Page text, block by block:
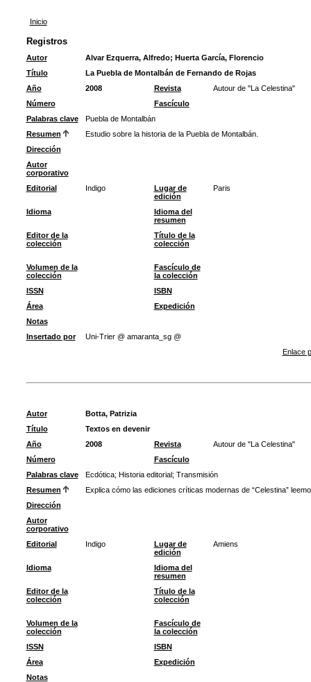
Inicio
Registros
Autor Alvar Ezquerra, Alfredo; Huerta García, Florencio
Título
La Puebla de Montalbán de Fernando de Rojas
Año
2008 Revista
Autour de "La Celestina"
Número
Fascículo
Palabras clave
Puebla de Montalbán
Resumen
Estudio sobre la historia de la Puebla de Montalbán.
Dirección
Autor
corporativo
Editorial
Indigo
Lugar de
edición
Paris
Idioma
Idioma del
resumen
Editor de la
colección
Título de la
colección
Volumen de la
colección
Fascículo de
la colección
ISSN
ISBN
Área
Expedición
Notas
Insertado por
Uni-Trier @ amaranta_sg @
Enlace
Autor
Botta, Patrizia
Título
Textos en devenir
Año
2008 Revista
Autour de "La Celestina"
Número
Fascículo
Palabras clave
Ecdótica; Historia editorial; Transmisión
Resumen
Explica cómo las ediciones críticas modernas de “Celestina”
Dirección
Autor
corporativo
Editorial
Indigo
Lugar de
edición
Amiens
Idioma
Idioma del
resumen
Editor de la
colección
Título de la
colección
Volumen de la
colección
Fascículo de
la colección
ISSN
ISBN
Área
Expedición
Notas